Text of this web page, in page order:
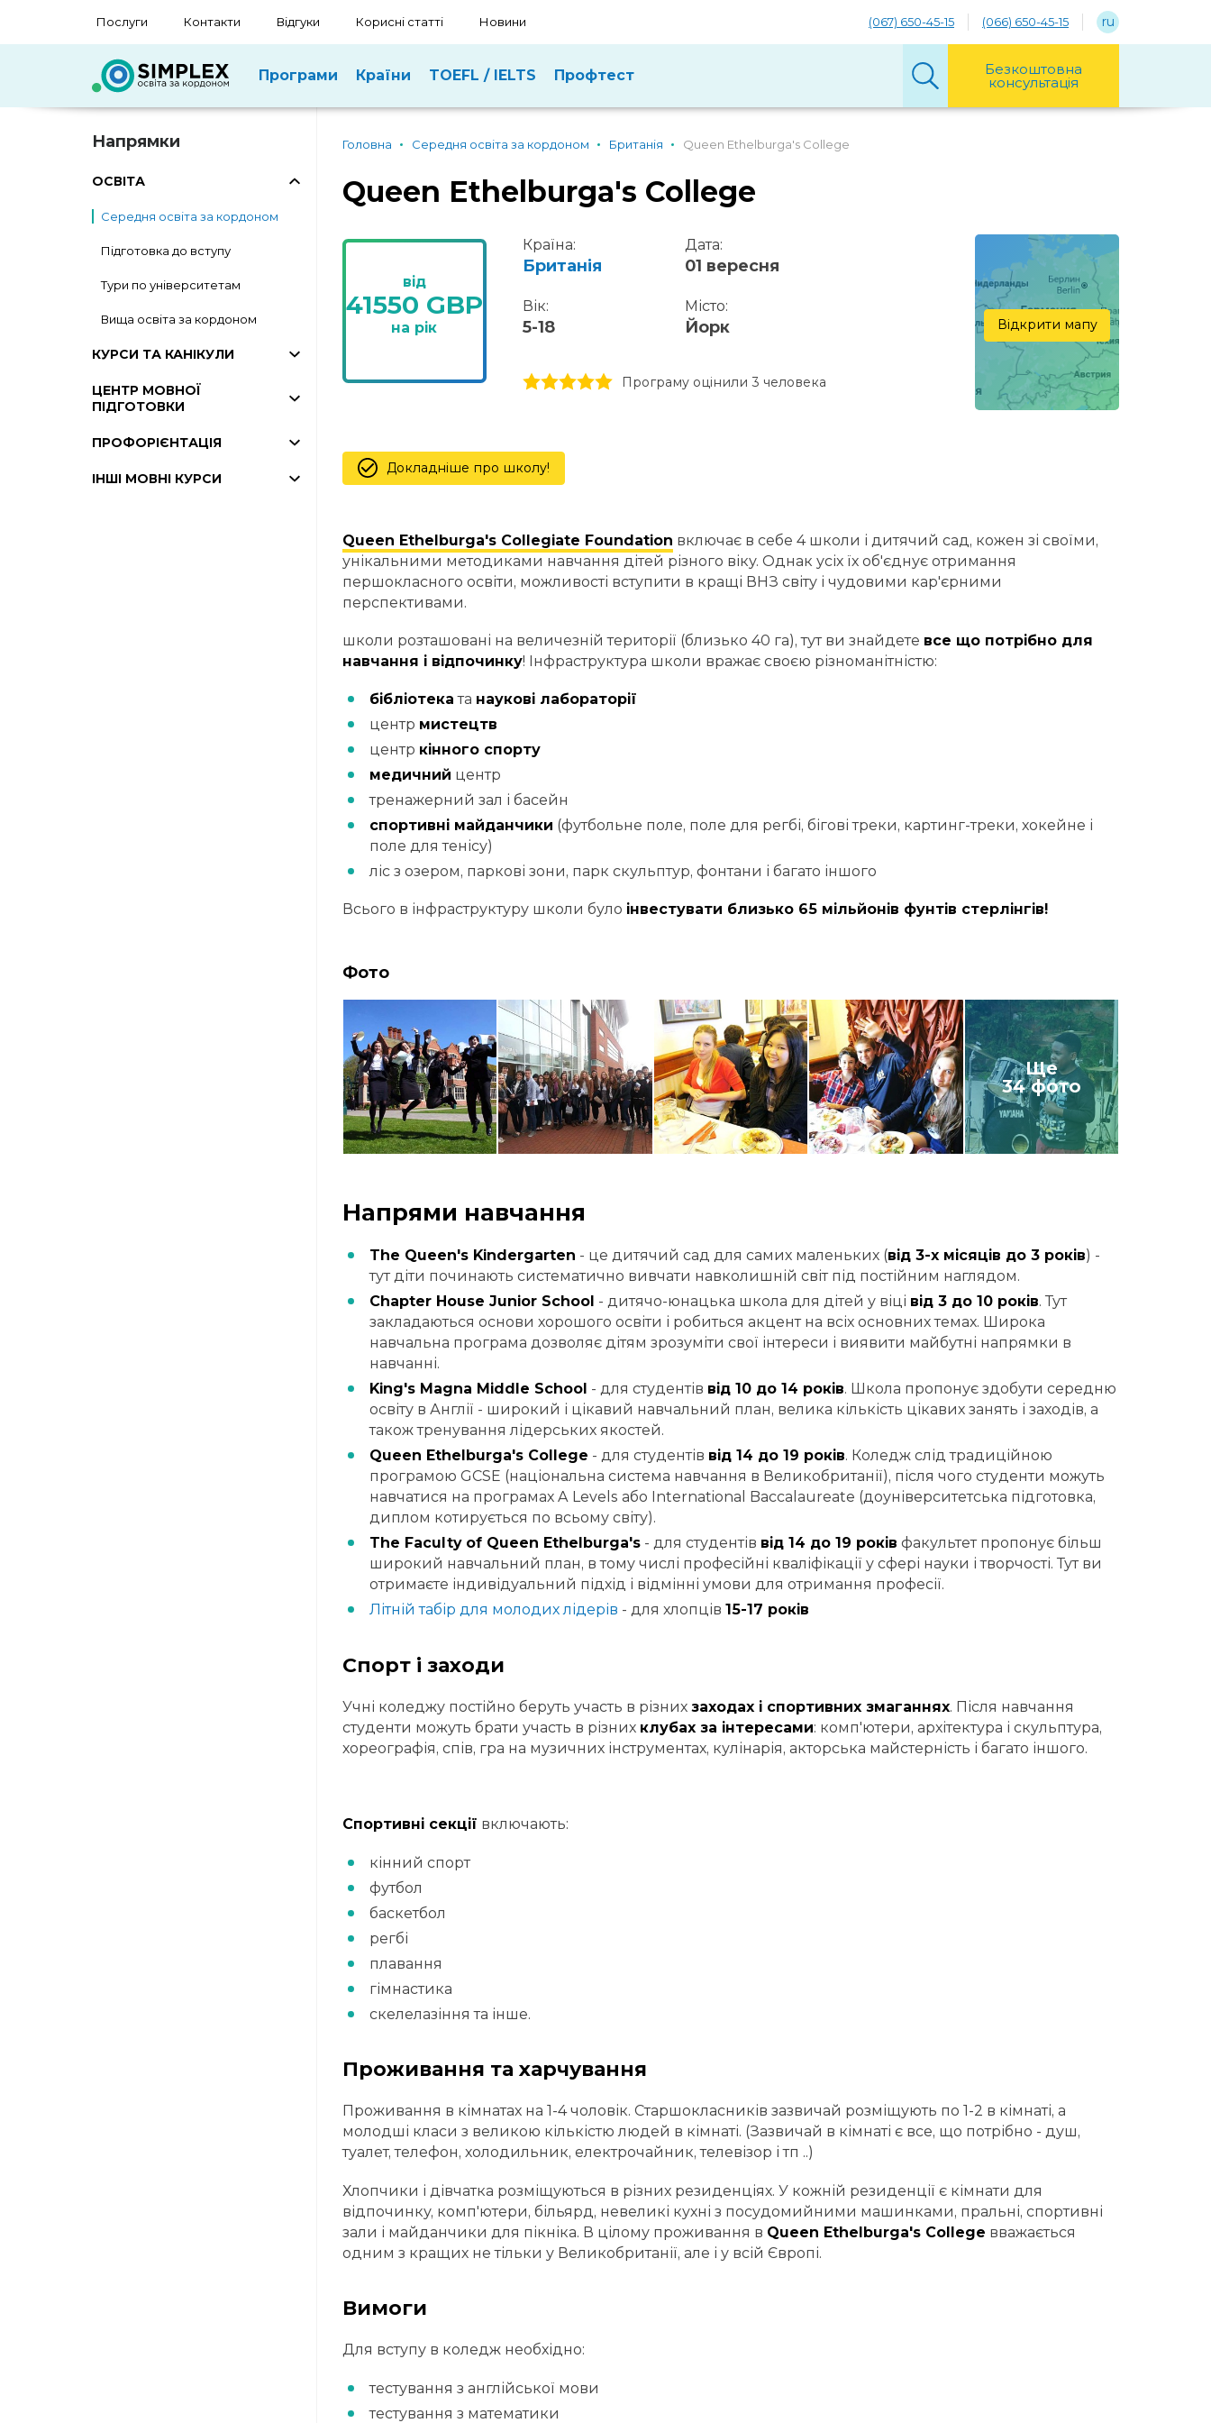
Послуги Контакти Відгуки Корисні статті Новини (067) 650-45-15 (066) 650-45-15 ru
Програми Країни TOEFL / IELTS Профтест Безкоштовна
консультація
Напрямки
ОСВІТА
Середня освіта за кордоном
Підготовка до вступу
Тури по університетам
Вища освіта за кордоном
КУРСИ ТА КАНІКУЛИ
ЦЕНТР МОВНОЇ
ПІДГОТОВКИ
ПРОФОРІЄНТАЦІЯ
ІНШІ МОВНІ КУРСИ
Головна Середня освіта за кордоном Британія Queen Ethelburga's College
Queen Ethelburga's College
від
41550 GBP
на рік
Країна:
Британія
Дата:
01 вересня
Вік:
5-18
Місто:
Йорк
5 stars
4 stars
3 stars
2 stars
1 stars Програму оцінили 3 человекa
Відкрити мапу
Докладніше про школу!
Queen Ethelburga's Collegiate Foundation включає в себе 4 школи і дитячий сад, кожен зі своїми,
унікальними методиками навчання дітей різного віку. Однак усіх їх об'єднує отримання
першокласного освіти, можливості вступити в кращі ВНЗ світу і чудовими кар'єрними
перспективами.
школи розташовані на величезній території (близько 40 га), тут ви знайдете все що потрібно для
навчання і відпочинку! Інфраструктура школи вражає своєю різноманітністю:
бібліотека та наукові лабораторії
центр мистецтв
центр кінного спорту
медичний центр
тренажерний зал і басейн
спортивні майданчики (футбольне поле, поле для регбі, бігові треки, картинг-треки, хокейне і
поле для тенісу)
ліс з озером, паркові зони, парк скульптур, фонтани і багато іншого
Всього в інфраструктуру школи було інвестувати близько 65 мільйонів фунтів стерлінгів!
Фото
Ще
34 фото
Напрями навчання
The Queen's Kindergarten - це дитячий сад для самих маленьких (від 3-х місяців до 3 років) -
тут діти починають систематично вивчати навколишній світ під постійним наглядом.
Chapter House Junior School - дитячо-юнацька школа для дітей у віці від 3 до 10 років. Тут
закладаються основи хорошого освіти і робиться акцент на всіх основних темах. Широка
навчальна програма дозволяє дітям зрозуміти свої інтереси і виявити майбутні напрямки в
навчанні.
King's Magna Middle School - для студентів від 10 до 14 років. Школа пропонує здобути середню
освіту в Англії - широкий і цікавий навчальний план, велика кількість цікавих занять і заходів, а
також тренування лідерських якостей.
Queen Ethelburga's College - для студентів від 14 до 19 років. Коледж слід традиційною
програмою GCSE (національна система навчання в Великобританії), після чого студенти можуть
навчатися на програмах A Levels або International Baccalaureate (доуніверситетська підготовка,
диплом котирується по всьому світу).
The Faculty of Queen Ethelburga's- для студентів від 14 до 19 років факультет пропонує більш
широкий навчальний план, в тому числі професійні кваліфікації у сфері науки і творчості. Тут ви
отримаєте індивідуальний підхід і відмінні умови для отримання професії.
Літній табір для молодих лідерів - для хлопців 15-17 років
Спорт і заходи
Учні коледжу постійно беруть участь в різних заходах і спортивних змаганнях. Після навчання
студенти можуть брати участь в різних клубах за інтересами: комп'ютери, архітектура і скульптура,
хореографія, спів, гра на музичних інструментах, кулінарія, акторська майстерність і багато іншого.
Спортивні секції включають:
кінний спорт
футбол
баскетбол
регбі
плавання
гімнастика
скелелазіння та інше.
Проживання та харчування
Проживання в кімнатах на 1-4 чоловік. Старшокласників зазвичай розміщують по 1-2 в кімнаті, а
молодші класи з великою кількістю людей в кімнаті. (Зазвичай в кімнаті є все, що потрібно - душ,
туалет, телефон, холодильник, електрочайник, телевізор і тп ..)
Хлопчики і дівчатка розміщуються в різних резиденціях. У кожній резиденції є кімнати для
відпочинку, комп'ютери, більярд, невеликі кухні з посудомийними машинками, пральні, спортивні
зали і майданчики для пікніка. В цілому проживання в Queen Ethelburga's College вважається
одним з кращих не тільки у Великобританії, але і у всій Європі.
Вимоги
Для вступу в коледж необхідно:
тестування з англійської мови
тестування з математики